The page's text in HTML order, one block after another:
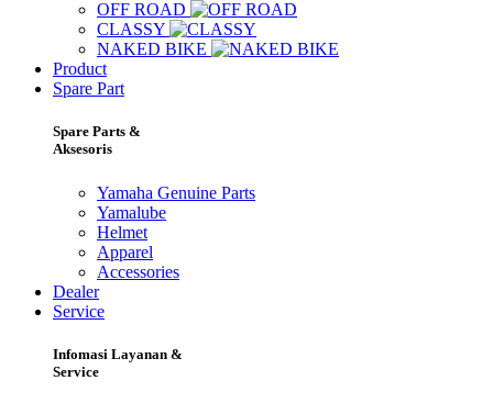
OFF ROAD
CLASSY
NAKED BIKE
Product
Spare Part
Spare Parts &
Aksesoris
Yamaha Genuine Parts
Yamalube
Helmet
Apparel
Accessories
Dealer
Service
Infomasi Layanan &
Service